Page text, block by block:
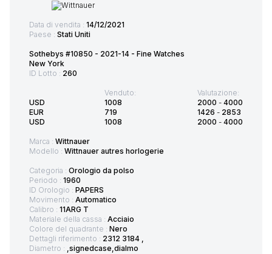
Data di vendita : 14/12/2021
Paese : Stati Uniti
Sothebys #10850 - 2021-14 - Fine Watches
New York
ID Lotto : 260
USD
EUR
USD
Venduto:
1008
719
1008
Valutazione:
2000 - 4000
1426 - 2853
2000 - 4000
Marca : Wittnauer
Modello : Wittnauer autres horlogerie
Categoria : Orologio da polso
Periodo : 1960
ID Orologio : PAPERS
Movimento : Automatico
Calibro : 11ARG T
Materiale della cassa : Acciaio
Colore del quadrante : Nero
Dettagli riferimento : 2312 3184 ,
Diametro : ,signedcase,dialmo